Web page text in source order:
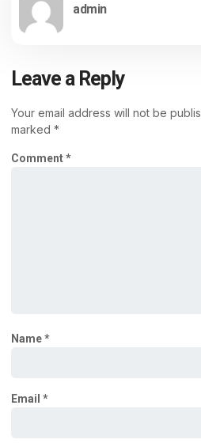
admin
Leave a Reply
Your email address will not be
marked *
Comment*
Name*
Email *